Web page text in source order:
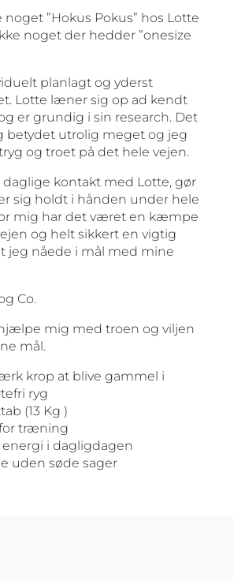
noget ”Hokus Pokus” hos Lotte
noget der hedder ”onesize
planlagt og yderst
Lotte læner sig op ad kendt
er grundig i sin research. Det
betydet utrolig meget og jeg
og troet på det hele vejen.
kontakt med Lotte, gør
sig holdt i hånden under hele
mig har det været en kæmpe
og helt sikkert en vigtig
jeg nåede i mål med mine
Co.
mig med troen og viljen
mål.
krop at blive gammel i
ryg
(13 Kg )
træning
energi i dagligdagen
uden søde sager